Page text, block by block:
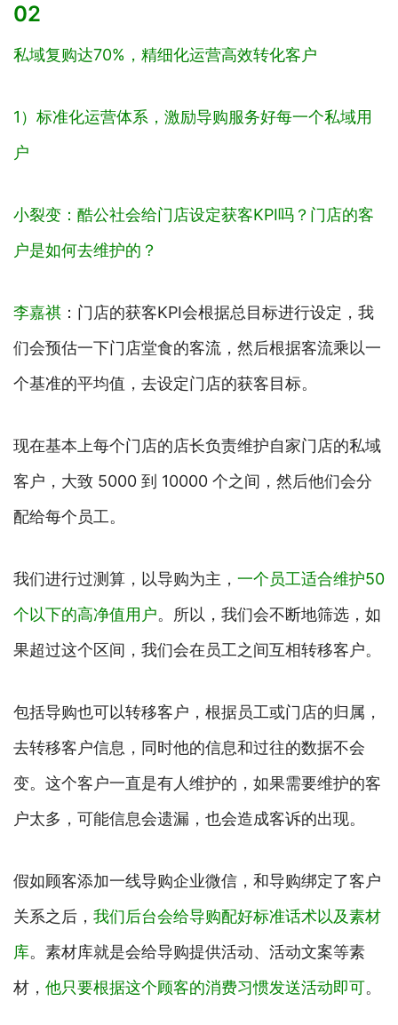
02
私域复购达70%，精细化运营高效转化客户
1）标准化运营体系，激励导购服务好每一个私域用
户
小裂变：酷公社会给门店设定获客KPI吗？门店的客
户是如何去维护的？
李嘉祺 ：门店的获客KPI会根据总目标进行设定，我
们会预估一下门店堂食的客流，然后根据客流乘以一
个基准的平均值，去设定门店的获客目标。
现在基本上每个门店的店长负责维护自家门店的私域
客户，大致 5000 到 10000 个之间，然后他们会分
配给每个员工。
我们进行过测算，以导购为主， 一个员工适合维护50
个以下的高净值用户。所以，我们会不断地筛选，如
果超过这个区间，我们会在员工之间互相转移客户。
包括导购也可以转移客户，根据员工或门店的归属，
去转移客户信息，同时他的信息和过往的数据不会
变。这个客户一直是有人维护的，如果需要维护的客
户太多，可能信息会遗漏，也会造成客诉的出现。
假如顾客添加一线导购企业微信，和导购绑定了客户
关系之后， 我们后台会给导购配好标准话术以及素材
库。素材库就是会给导购提供活动、活动文案等素
材， 他只要根据这个顾客的消费习惯发送活动即可。